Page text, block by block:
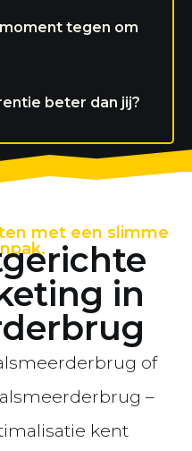
tegen om
beter dan jij?
met een slimme
in
of
–
kent